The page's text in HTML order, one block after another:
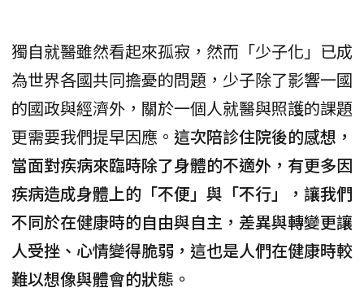
獨自就醫雖然看起來孤寂，然而「少子化」已成
為世界各國共同擔憂的問題，少子除了影響一國
的國政與經濟外，關於一個人就醫與照護的課題
更需要我們提早因應。 這次陪診住院後的感想，
當面對疾病來臨時除了身體的不適外，有更多因
疾病造成身體上的「不便」與「不行」，讓我們
不同於在健康時的自由與自主，差異與轉變更讓
人受挫、心情變得脆弱，這也是人們在健康時較
難以想像與體會的狀態。